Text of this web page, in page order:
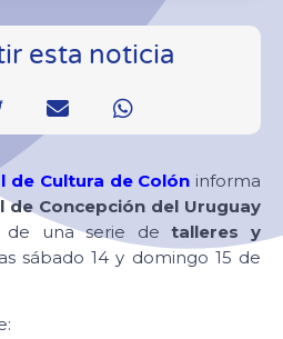
esta noticia
de Cultura de Colón informa
de Concepción del Uruguay
de una serie detalleres y
sábado 14 y domingo 15 de